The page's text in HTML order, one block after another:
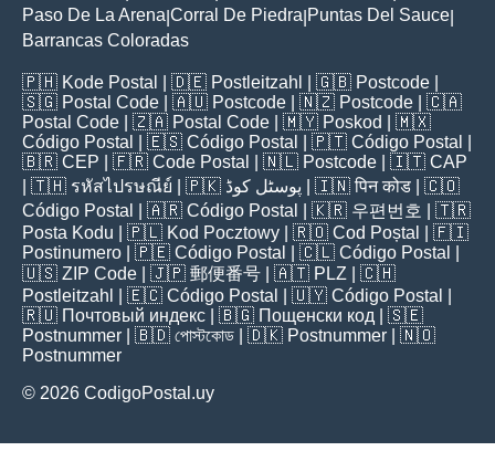
Paso De La Arena Corral De Piedra Puntas Del Sauce
Barrancas Coloradas
🇵🇭 Kode Postal | 🇩🇪 Postleitzahl | 🇬🇧 Postcode
🇸🇬 Postal Code | 🇦🇺 Postcode | 🇳🇿 Postcode | 🇨🇦
Postal Code | 🇿🇦 Postal Code | 🇲🇾 Poskod
| 🇲🇽
Código Postal
| 🇪🇸 Código Postal | 🇵🇹 Código Postal
🇧🇷 CEP | 🇫🇷 Code Postal | 🇳🇱 Postcode | 🇮🇹 CAP
| 🇹🇭 รหัสไปรษณีย์ | 🇵🇰 پوسٹل کوڈ | 🇮🇳पिन कोड | 🇨🇴
Código Postal
| 🇦🇷 Código Postal | 🇰🇷 우편번호
| 🇹🇷
Posta Kodu | 🇵🇱 Kod Pocztowy | 🇷🇴 Cod Poștal
| 🇫🇮
Postinumero | 🇵🇪 Código Postal | 🇨🇱 Código Postal
🇺🇸 ZIP Code | 🇯🇵 郵便番号 | 🇦🇹 PLZ | 🇨🇭
Postleitzahl
| 🇪🇨 Código Postal | 🇺🇾 Código Postal
🇷🇺 Почтовый индекс | 🇧🇬 Пощенски код | 🇸🇪
Postnummer | 🇧🇩 পোস্টকোড | 🇩🇰 Postnummer | 🇳🇴
Postnummer
© 2026 CodigoPostal.uy